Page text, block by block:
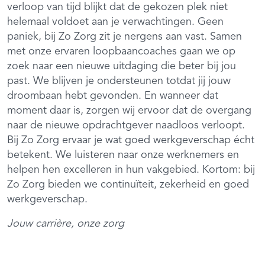
verloop van tijd blijkt dat de gekozen plek niet
helemaal voldoet aan je verwachtingen. Geen
paniek, bij Zo Zorg zit je nergens aan vast. Samen
met onze ervaren loopbaancoaches gaan we op
zoek naar een nieuwe uitdaging die beter bij jou
past. We blijven je ondersteunen totdat jij jouw
droombaan hebt gevonden. En wanneer dat
moment daar is, zorgen wij ervoor dat de overgang
naar de nieuwe opdrachtgever naadloos verloopt.
Bij Zo Zorg ervaar je wat goed werkgeverschap écht
betekent. We luisteren naar onze werknemers en
helpen hen excelleren in hun vakgebied. Kortom: bij
Zo Zorg bieden we continuïteit, zekerheid en goed
werkgeverschap.
Jouw carrière, onze zorg